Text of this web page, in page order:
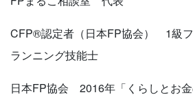
CFP®認定者（日本FP協会） 1級
ランニング技能士
日本FP協会 2016年「くらしとお